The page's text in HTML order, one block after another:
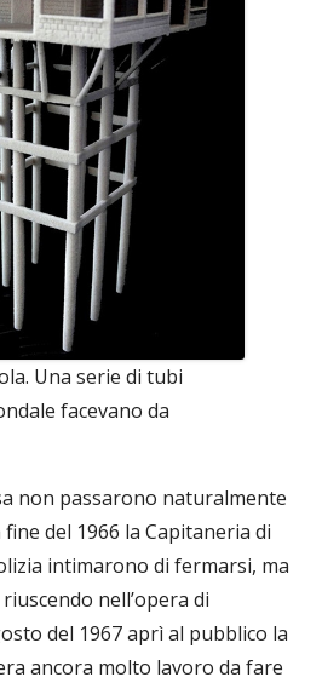
Una serie di tubi
facevano da
non passarono naturalmente
del 1966 la Capitaneria di
intimarono di fermarsi, ma
nell’opera di
del 1967 aprì al pubblico la
ancora molto lavoro da fare